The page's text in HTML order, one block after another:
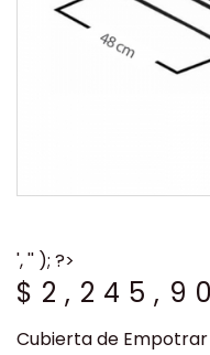
', '' ); ?>
$
Cubierta de